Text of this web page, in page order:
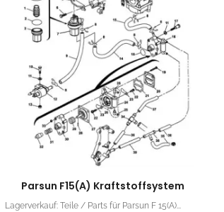
Parsun F15(A) Kraftstoffsystem
Lagerverkauf: Teile / Parts für Parsun F 15(A)...